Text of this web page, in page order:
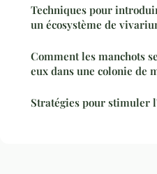
Techniques pour
un écosystème de
Comment les manchots
eux dans une colonie de
Stratégies pour stimuler